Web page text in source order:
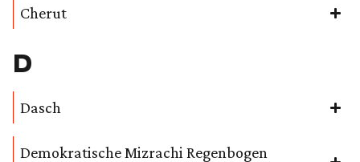
Cherut
D
Dasch
Demokratische Mizrachi Regenbogen